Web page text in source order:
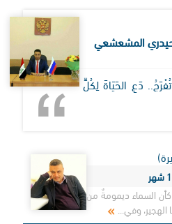
المشعشعي
دَعِ الحَيَاةَ لِكُلِّ
كأن السماء ديمومةٌ من
وفي...